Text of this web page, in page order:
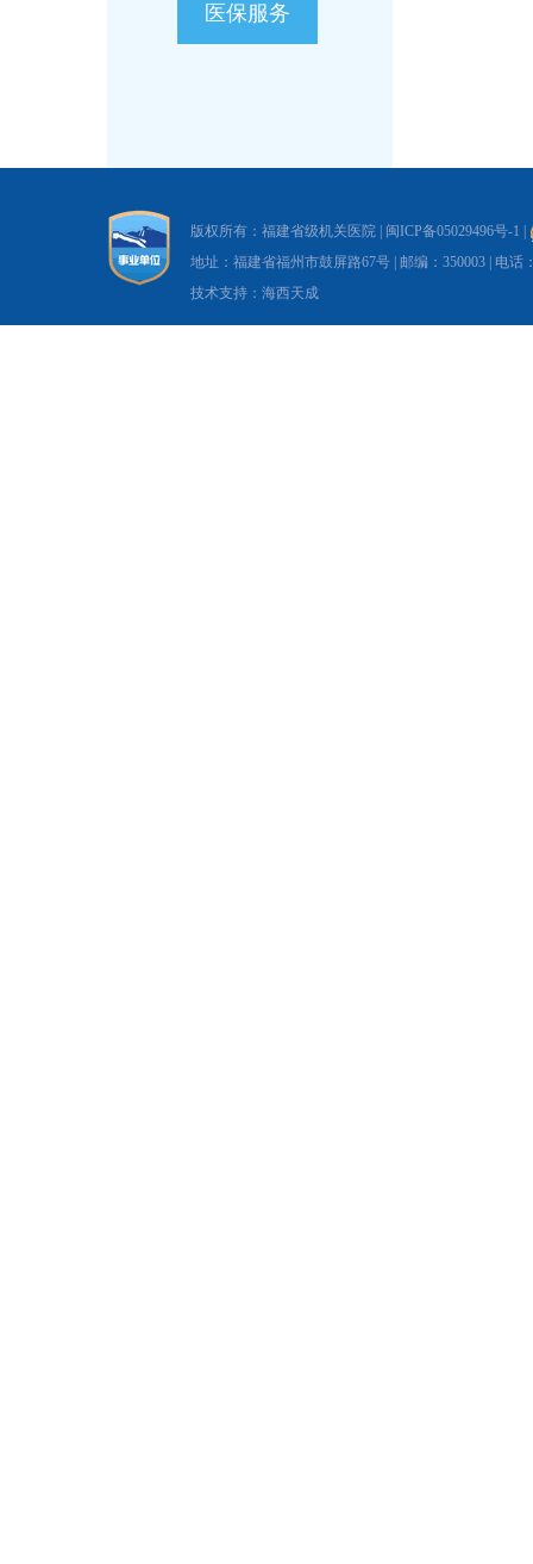
医保服务
版权所有：福建省级机关医院 | 闽ICP备05029496号-1
地址：福建省福州市鼓屏路67号 | 邮编：350003 | 电话
技术支持：海西天成